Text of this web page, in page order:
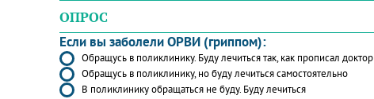
ОПРОС
Если вы заболели ОРВИ (гриппом):
Обращусь в поликлинику. Буду лечиться так, как прописал доктор
Обращусь в поликлинику, но буду лечиться самостоятельно
В поликлинику обращаться не буду. Буду лечиться